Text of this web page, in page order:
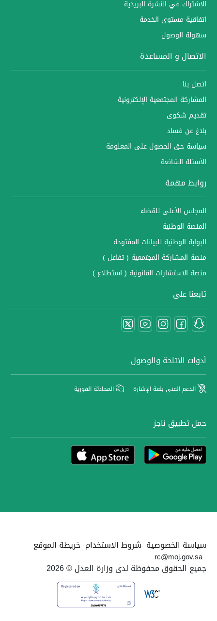
الاشتراك في النشرة البريدية
اتفاقية مستوى الخدمة
سهولة الوصول
الاتصال و المساعدة
اتصل بنا
المشاركة المجتمعية الإلكترونية
تقديم شكوى
بلاغ عن فساد
سياسة حق الحصول على المعلومة
الأسئلة الشائعة
روابط مهمة
المجلس الأعلى للقضاء
المنصة الوطنية
البوابة الوطنية للبيانات المفتوحة
منصة المشاركة المجتمعية ( تفاعل )
منصة الاستشارات القانونية ( استطلاع )
تابعنا على
أدوات الاتاحة والوصول
الدعم الفني بلغة الإشارة المحادثة الفورية
حمل تطبيق ناجز
سياسة الخصوصية شروط الاستخدام خريطة الموقع
rc@moj.gov.sa
جميع الحقوق محفوظة لدى وزارة العدل © 2026